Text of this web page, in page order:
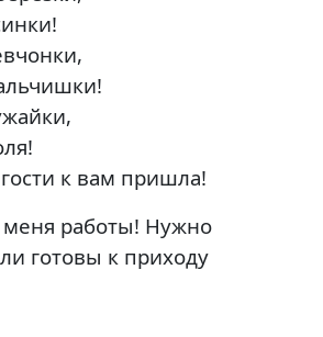
к вам пришла!
меня работы! Нужно
готовы к приходу